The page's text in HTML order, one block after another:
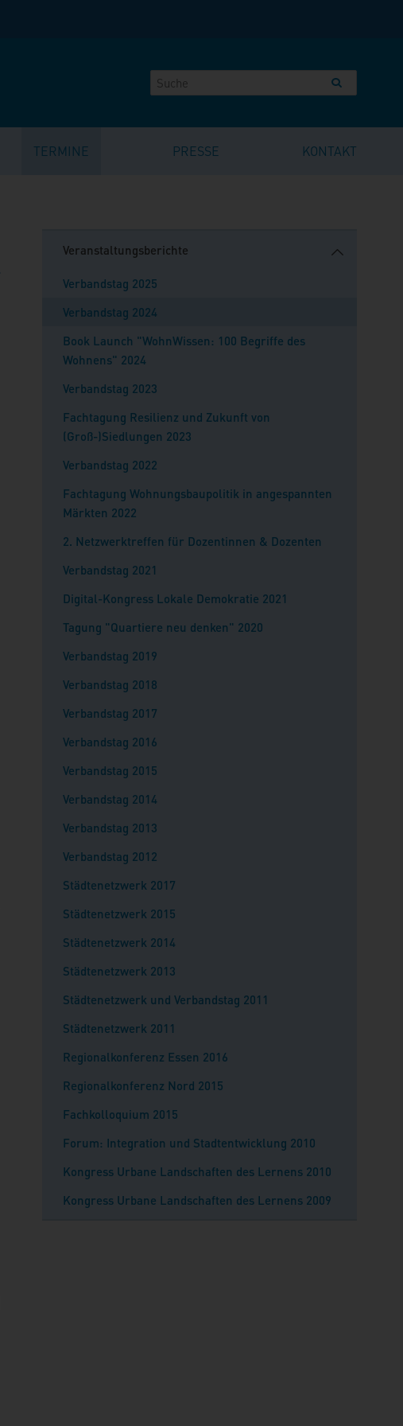
TERMINE PRESSE KONTAKT
Veranstaltungsberichte
Verbandstag 2025
Verbandstag 2024
Book Launch "WohnWissen: 100 Begriffe des
Wohnens" 2024
Verbandstag 2023
Fachtagung Resilienz und Zukunft von
(Groß-)Siedlungen 2023
Verbandstag 2022
Fachtagung Wohnungsbaupolitik in angespannten
Märkten 2022
2. Netzwerktreffen für Dozentinnen & Dozenten
Verbandstag 2021
Digital-Kongress Lokale Demokratie 2021
Tagung "Quartiere neu denken" 2020
Verbandstag 2019
Verbandstag 2018
Verbandstag 2017
Verbandstag 2016
Verbandstag 2015
Verbandstag 2014
Verbandstag 2013
Verbandstag 2012
Städtenetzwerk 2017
Städtenetzwerk 2015
Städtenetzwerk 2014
Städtenetzwerk 2013
Städtenetzwerk und Verbandstag 2011
Städtenetzwerk 2011
Regionalkonferenz Essen 2016
Regionalkonferenz Nord 2015
Fachkolloquium 2015
Forum: Integration und Stadtentwicklung 2010
Kongress Urbane Landschaften des Lernens 2010
Kongress Urbane Landschaften des Lernens 2009